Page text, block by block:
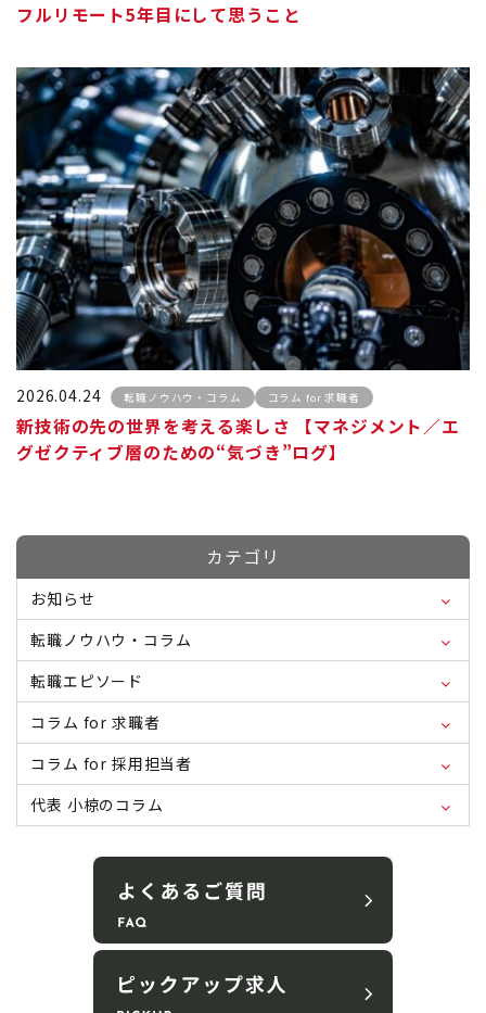
フルリモート5年目にして思うこと
2026.04.24 転職ノウハウ・コラム コラム for 求職者
新技術の先の世界を考える楽しさ 【マネジメント／エ
グゼクティブ層のための“気づき”ログ】
カテゴリ
お知らせ
転職ノウハウ・コラム
転職エピソード
コラム for 求職者
コラム for 採用担当者
代表 小椋のコラム